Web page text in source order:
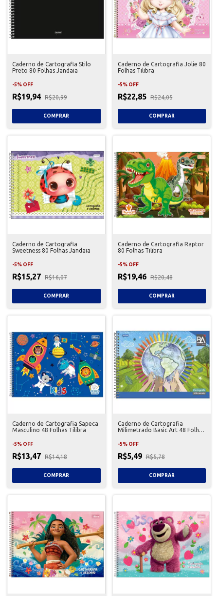
Caderno de Cartografia Stilo
Preto 80 Folhas Jandaia
-5% OFF
R$19,94 R$20,99
Caderno de Cartografia Jolie 80
Folhas Tilibra
-5% OFF
R$22,85 R$24,05
Caderno de Cartografia
Sweetness 80 Folhas Jandaia
-5% OFF
R$15,27 R$16,07
Caderno de Cartografia Raptor
80 Folhas Tilibra
-5% OFF
R$19,46 R$20,48
Caderno de Cartografia Sapeca
Masculino 48 Folhas Tilibra
-5% OFF
R$13,47 R$14,18
Caderno de Cartografia
Milimetrado Basic Art 48 Folhas
-5% OFF
R$5,49 R$5,78